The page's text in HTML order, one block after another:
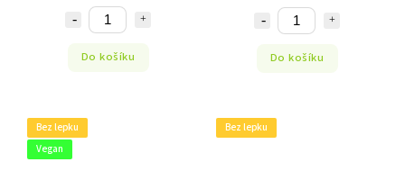
Do košíku Do košíku
Bez lepku
Vegan
Bez lepku